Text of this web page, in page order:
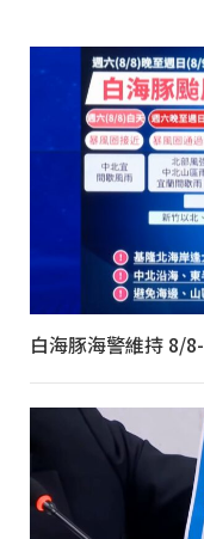
白海豚海警維持 8/